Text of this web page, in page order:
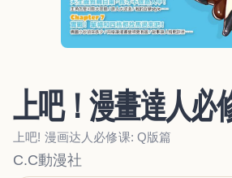
上吧！漫畫達人必
上吧! 漫画达人必修课: Q版篇
C.C動漫社